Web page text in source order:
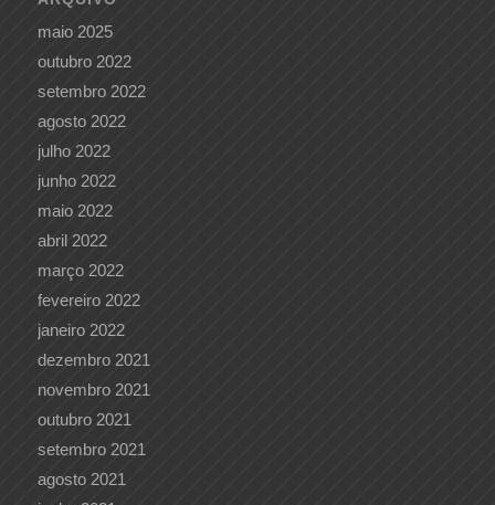
maio 2025
outubro 2022
setembro 2022
agosto 2022
julho 2022
junho 2022
maio 2022
abril 2022
março 2022
fevereiro 2022
janeiro 2022
dezembro 2021
novembro 2021
outubro 2021
setembro 2021
agosto 2021